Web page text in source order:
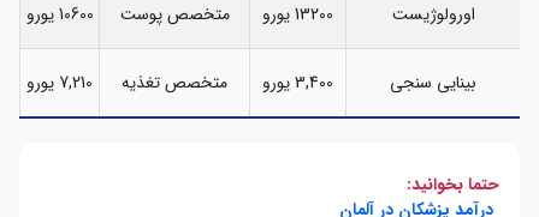
اورولوژیست 13200 یورو متخصص پوست 10600 یورو
بینایی سنجی 3,400 یورو متخصص تغذیه 7,210 یورو
حتما بخوانید:
درآمد پزشکان در آلمان